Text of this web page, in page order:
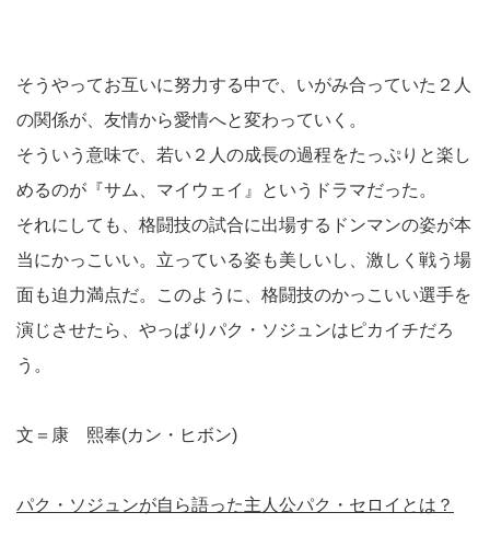
そうやってお互いに努力する中で、いがみ合っていた２人
の関係が、友情から愛情へと変わっていく。
そういう意味で、若い２人の成長の過程をたっぷりと楽し
めるのが『サム、マイウェイ』というドラマだった。
それにしても、格闘技の試合に出場するドンマンの姿が本
当にかっこいい。立っている姿も美しいし、激しく戦う場
面も迫力満点だ。このように、格闘技のかっこいい選手を
演じさせたら、やっぱりパク・ソジュンはピカイチだろ
う。
文＝康 熙奉(カン・ヒボン)
パク・ソジュンが自ら語った主人公パク・セロイとは？